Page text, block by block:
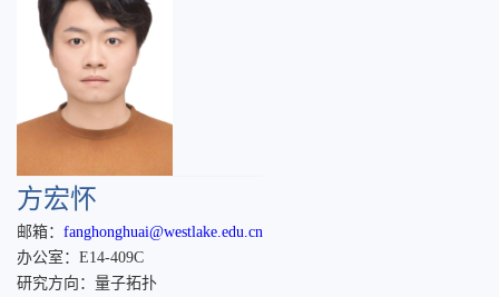
方宏怀
邮箱： fanghonghuai@westlake.edu.cn
办公室：E14-409C
研究方向：量子拓扑